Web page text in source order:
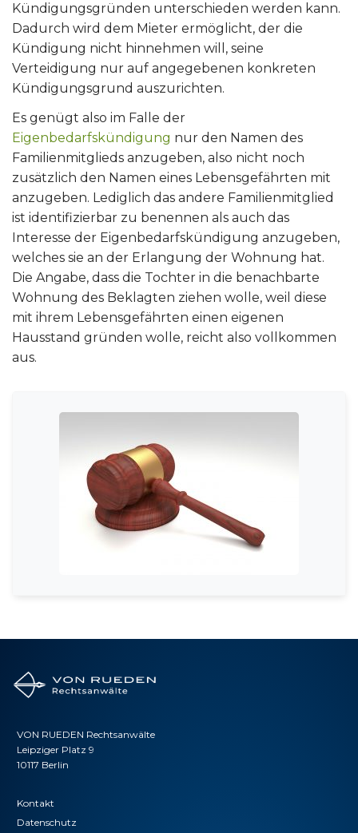
Kündigungsgründen unterschieden werden kann.
Dadurch wird dem Mieter ermöglicht, der die
Kündigung nicht hinnehmen will, seine
Verteidigung nur auf angegebenen konkreten
Kündigungsgrund auszurichten.
Es genügt also im Falle der
Eigenbedarfskündigung nur den Namen des
Familienmitglieds anzugeben, also nicht noch
zusätzlich den Namen eines Lebensgefährten mit
anzugeben. Lediglich das andere Familienmitglied
ist identifizierbar zu benennen als auch das
Interesse der Eigenbedarfskündigung anzugeben,
welches sie an der Erlangung der Wohnung hat.
Die Angabe, dass die Tochter in die benachbarte
Wohnung des Beklagten ziehen wolle, weil diese
mit ihrem Lebensgefährten einen eigenen
Hausstand gründen wolle, reicht also vollkommen
aus.
VON RUEDEN Rechtsanwälte
Leipziger Platz 9
10117 Berlin
Kontakt
Datenschutz